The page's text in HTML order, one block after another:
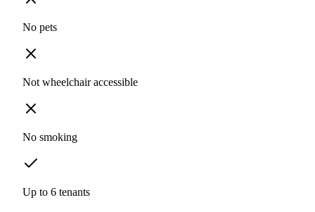
No pets
Not wheelchair accessible
No smoking
Up to 6 tenants